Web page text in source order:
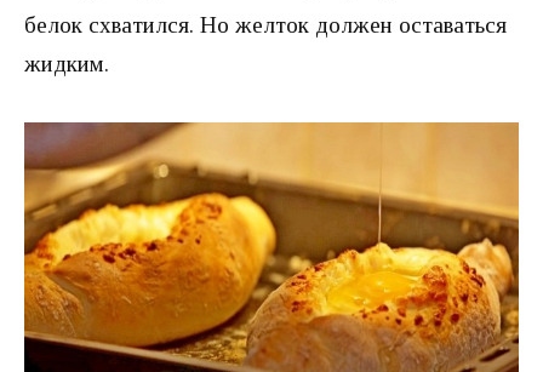
белок схватился. Но желток должен оставаться
жидким.